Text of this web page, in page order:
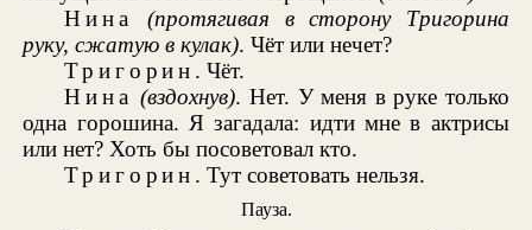
Нина
(протягивая в сторону Тригорина
руку, сжатую в кулак). Чёт или нечет?
Тригорин . Чёт.
Нина (вздохнув). Нет. У меня в руке только
одна горошина. Я загадала: идти мне в актрисы
или нет? Хоть бы посоветовал кто.
Тригорин . Тут советовать нельзя.
Пауза.